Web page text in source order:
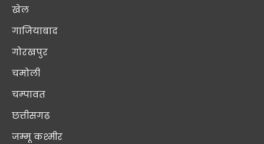
खेल
गाजियाबाद
गोरखपुर
चमोली
चम्पावत
छत्तीसगढ़
जम्मू कश्मीर